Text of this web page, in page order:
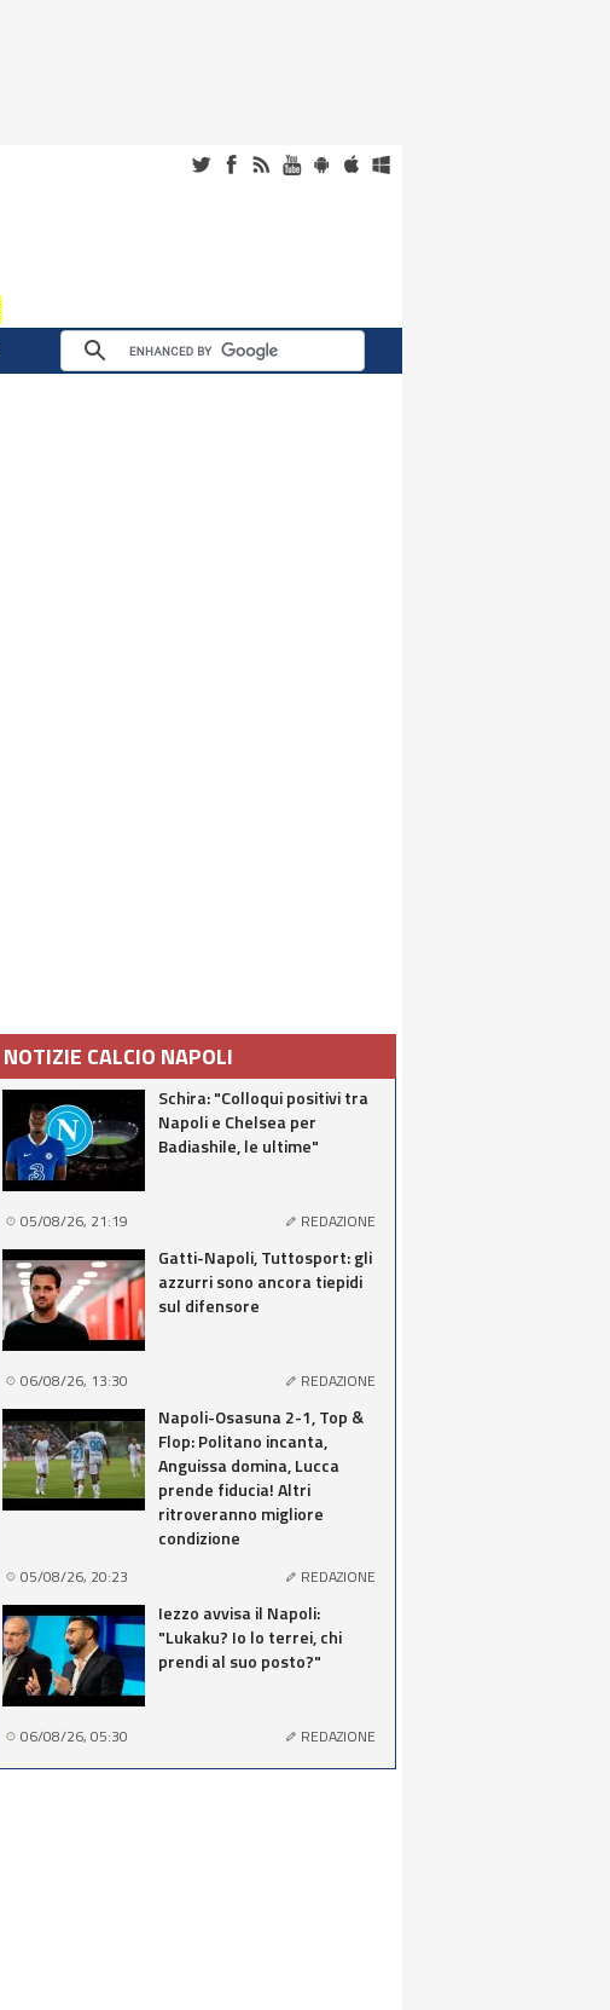
NOTIZIE CALCIO NAPOLI
Schira: "Colloqui positivi tra
Napoli e Chelsea per
Badiashile, le ultime"
05/08/26, 21:19 REDAZIONE
Gatti-Napoli, Tuttosport: gli
azzurri sono ancora tiepidi
sul difensore
06/08/26, 13:30 REDAZIONE
Napoli-Osasuna 2-1, Top &
Flop: Politano incanta,
Anguissa domina, Lucca
prende fiducia! Altri
ritroveranno migliore
condizione
05/08/26, 20:23 REDAZIONE
Iezzo avvisa il Napoli:
"Lukaku? Io lo terrei, chi
prendi al suo posto?"
06/08/26, 05:30 REDAZIONE